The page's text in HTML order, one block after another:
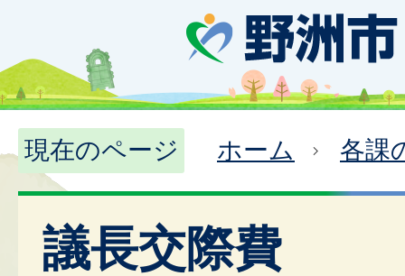
現在のページ ホーム 各課
議長交際費